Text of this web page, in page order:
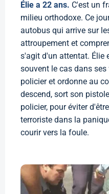
Élie a 22 ans. C'est un
milieu orthodoxe. Ce
autobus qui arrive sur
attroupement et
s'agit d'un attentat. Élie
souvent le cas dans
policier et ordonne au
descend, sort son
policier, pour éviter
terroriste dans la
courir vers la foule.